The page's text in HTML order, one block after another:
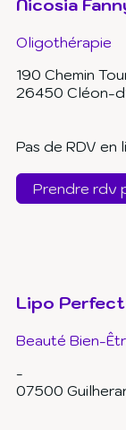
Nicosia
Oligothérapie
190 Chemin
26450 Cléon-
Pas de RDV en
Prendre rdv
Lipo
Beauté Bien-
-
07500